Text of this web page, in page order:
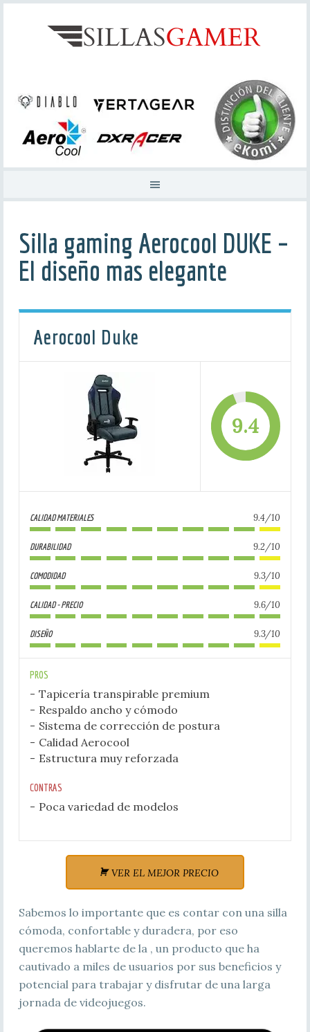
Silla gaming Aerocool DUKE –
El diseño mas elegante
Aerocool Duke
9.4
CALIDAD MATERIALES 9.4/10
DURABILIDAD 9.2/10
COMODIDAD 9.3/10
CALIDAD - PRECIO 9.6/10
DISEÑO 9.3/10
PROS
Tapicería transpirable premium
Respaldo ancho y cómodo
Sistema de corrección de postura
Calidad Aerocool
Estructura muy reforzada
CONTRAS
Poca variedad de modelos
VER EL MEJOR PRECIO
Sabemos lo importante que es contar con una silla
cómoda, confortable y duradera, por eso
queremos hablarte de la , un producto que ha
cautivado a miles de usuarios por sus beneficios y
potencial para trabajar y disfrutar de una larga
jornada de videojuegos.